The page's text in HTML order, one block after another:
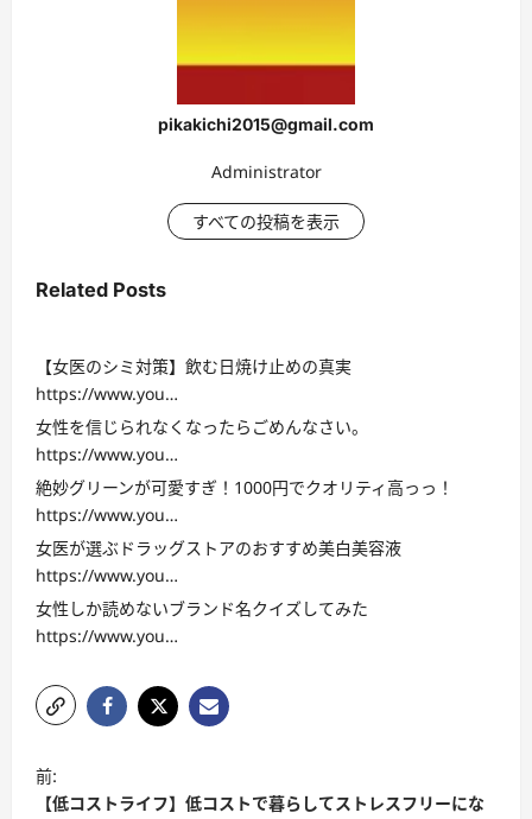
pikakichi2015@gmail.com
Administrator
すべての投稿を表示
Related Posts
【女医のシミ対策】飲む日焼け止めの真実
https://www.you…
女性を信じられなくなったらごめんなさい。
https://www.you…
絶妙グリーンが可愛すぎ！1000円でクオリティ高っっ！
https://www.you…
女医が選ぶドラッグストアのおすすめ美白美容液
https://www.you…
女性しか読めないブランド名クイズしてみた
https://www.you…
投
稿
前:
【低コストライフ】低コストで暮らしてストレスフリーにな